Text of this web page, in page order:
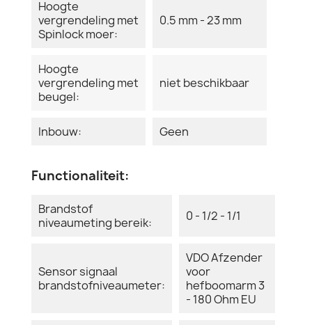
Hoogte
vergrendeling met
Spinlock moer:
0.5 mm - 23 mm
Hoogte
vergrendeling met
beugel:
niet beschikbaar
Inbouw: Geen
Functionaliteit:
Brandstof
niveaumeting bereik:
0 - 1/2 - 1/1
Sensor signaal
brandstofniveaumeter:
VDO Afzender
voor
hefboomarm 3
- 180 Ohm EU